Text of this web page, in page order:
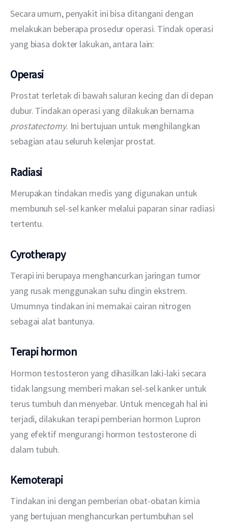
Secara umum, penyakit ini bisa ditangani dengan
melakukan beberapa prosedur operasi. Tindak operasi
yang biasa dokter lakukan, antara lain:
Operasi
Prostat terletak di bawah saluran kecing dan di depan
dubur. Tindakan operasi yang dilakukan bernama
prostatectomy. Ini bertujuan untuk menghilangkan
sebagian atau seluruh kelenjar prostat.
Radiasi
Merupakan tindakan medis yang digunakan untuk
membunuh sel-sel kanker melalui paparan sinar radiasi
tertentu.
Cyrotherapy
Terapi ini berupaya menghancurkan jaringan tumor
yang rusak menggunakan suhu dingin ekstrem.
Umumnya tindakan ini memakai cairan nitrogen
sebagai alat bantunya.
Terapi hormon
Hormon testosteron yang dihasilkan laki-laki secara
tidak langsung memberi makan sel-sel kanker untuk
terus tumbuh dan menyebar. Untuk mencegah hal ini
terjadi, dilakukan terapi pemberian hormon Lupron
yang efektif mengurangi hormon testosterone di
dalam tubuh.
Kemoterapi
Tindakan ini dengan pemberian obat-obatan kimia
yang bertujuan menghancurkan pertumbuhan sel